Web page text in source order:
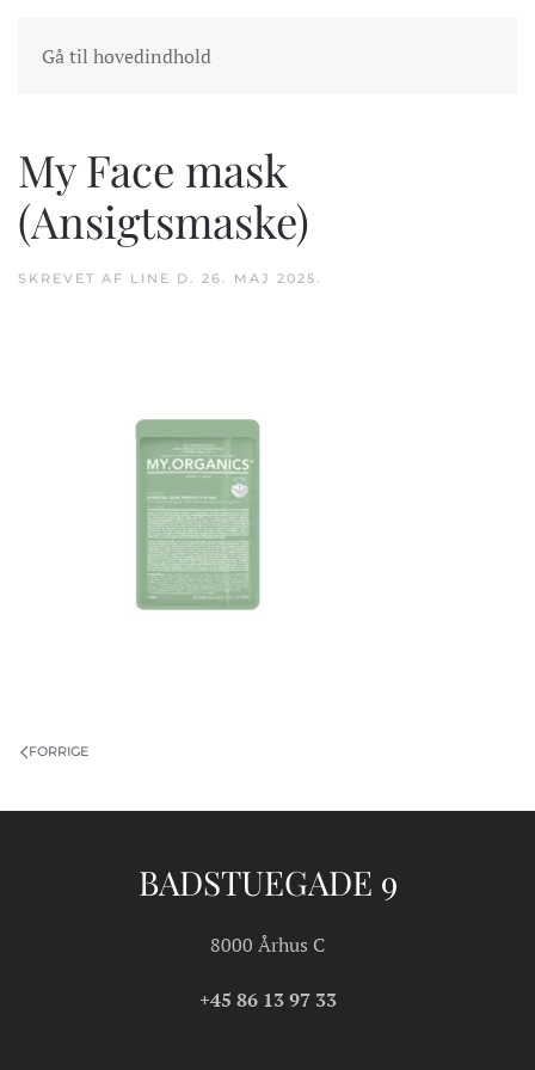
Gå til hovedindholdINDKØBSKURV
My Face mask
(Ansigtsmaske)
SKREVET AF LINE D. 26. MAJ 2025.
FORRIGE
BADSTUEGADE 9
8000 Århus C
+45 86 13 97 33